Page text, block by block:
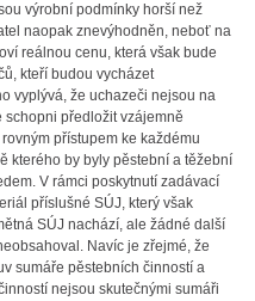
výrobní podmínky horší než
naopak znevýhodněn, neboť na
reálnou cenu, která však bude
kteří budou vycházet
vyplývá, že uchazeči nejsou na
předložit vzájemně
přístupem ke každému
kterého by byly pěstební a těžební
V rámci poskytnutí zadávací
příslušné SÚJ, který však
SÚJ nachází, ale žádné další
Navíc je zřejmé, že
sumáře pěstebních činností a
nejsou skutečnými sumáři